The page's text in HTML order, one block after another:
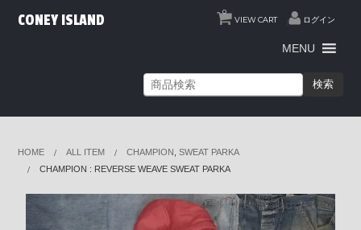
VIEW CART
0
ログイン
CONEY ISLAND
MENU
検索
HOME ALL ITEM CHAMPION ,SWEAT PARKA
CHAMPION : REVERSE WEAVE SWEAT PARKA